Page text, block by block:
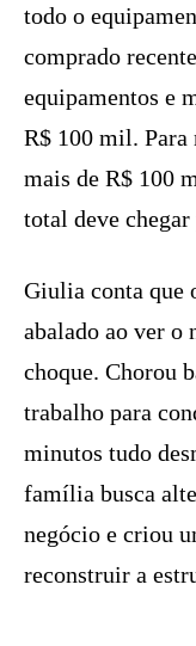
todo o
comprado
equipamentos e
R$ 100 mil. Para
mais de R$ 100
total deve
Giulia conta que
abalado ao ver o
choque. Chorou
trabalho para
minutos tudo
família busca
negócio e criou
reconstruir a